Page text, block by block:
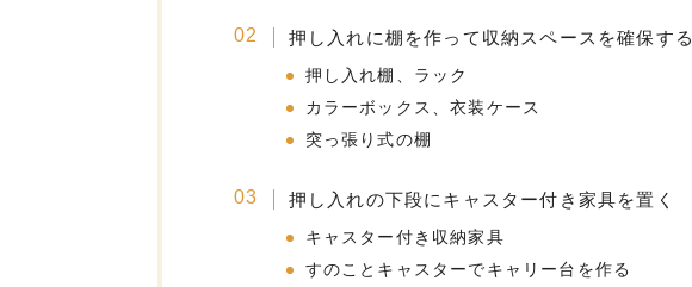
押し入れに棚を作って収納スペースを確保する
押し入れ棚、ラック
カラーボックス、衣装ケース
突っ張り式の棚
押し入れの下段にキャスター付き家具を置く
キャスター付き収納家具
すのことキャスターでキャリー台を作る